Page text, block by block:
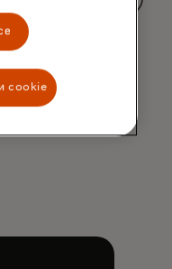
future marketing
I confirm that I
Terms of Use
data will be
described in the
cookie